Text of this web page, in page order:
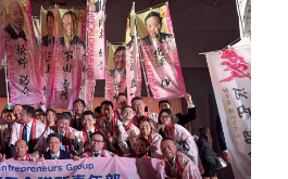
みなさまのご参加を心よ
い出に残る時間を過ごす事
も残りわずかですが、最後
ります。
一歩踏み出す
きっと変わります。あなた
を、春日井YEGでカタチに